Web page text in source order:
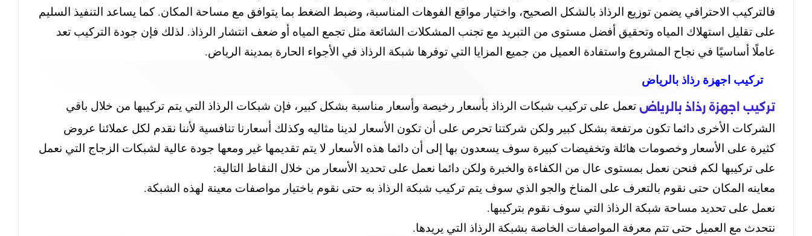
فالتركيب الاحترافي يضمن توزيع الرذاذ بالشكل الصحيح، واختيار مواقع الفوهات المناسبة، وضبط الضغط بما يتوافق مع مساحة المكان. كما يساعد التنفيذ السليم
على تقليل استهلاك المياه وتحقيق أفضل مستوى من التبريد مع تجنب المشكلات الشائعة مثل تجمع المياه أو ضعف انتشار الرذاذ. لذلك فإن جودة التركيب تعد
عاملًا أساسيًا في نجاح المشروع واستفادة العميل من جميع المزايا التي توفرها شبكة الرذاذ في الأجواء الحارة بمدينة الرياض.
تركيب اجهزة رذاذ بالرياض
تركيب اجهزة رذاذ بالرياض تعمل على تركيب شبكات الرذاذ بأسعار رخيصة وأسعار مناسبة بشكل كبير، فإن شبكات الرذاذ التي يتم تركيبها من خلال باقي
الشركات الأخرى دائما تكون مرتفعة بشكل كبير ولكن شركتنا تحرص على أن تكون الأسعار لدينا مثاليه وكذلك أسعارنا تنافسية لأننا نقدم لكل عملائنا عروض
كثيرة على الأسعار وخصومات هائلة وتخفيضات كبيرة سوف يسعدون بها إلى أن دائما هذه الأسعار لا يتم تقديمها غير ومعها جودة عالية لشبكات الزجاج التي نعمل
على تركيبها لكم فنحن نعمل بمستوى عال من الكفاءة والخبرة ولكن دائما نعمل على تحديد الأسعار من خلال النقاط التالية:
معاينه المكان حتى نقوم بالتعرف على المناخ والجو الذي سوف يتم تركيب شبكة الرذاذ به حتى نقوم باختيار مواصفات معينة لهذه الشبكة.
نعمل على تحديد مساحة شبكة الرذاذ التي سوف نقوم بتركيبها.
نتحدث مع العميل حتى تتم معرفة المواصفات الخاصة بشبكة الرذاذ التي يريدها.